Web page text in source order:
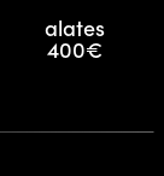
alates
400€